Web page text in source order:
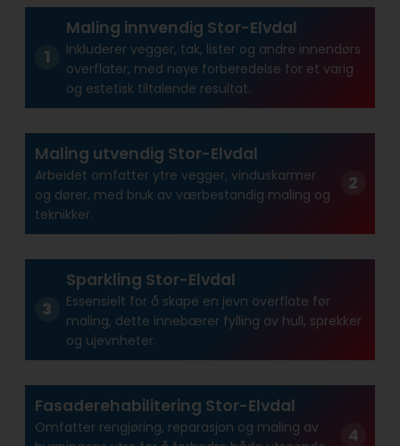
Maling innvendig Stor-Elvdal
Inkluderer vegger, tak, lister og andre innendørs
overflater, med nøye forberedelse for et varig
og estetisk tiltalende resultat.
Maling utvendig Stor-Elvdal
Arbeidet omfatter ytre vegger, vinduskarmer
og dører, med bruk av værbestandig maling og
teknikker.
Sparkling Stor-Elvdal
Essensielt for å skape en jevn overflate før
maling, dette innebærer fylling av hull, sprekker
og ujevnheter.
Fasaderehabilitering Stor-Elvdal
Omfatter rengjøring, reparasjon og maling av